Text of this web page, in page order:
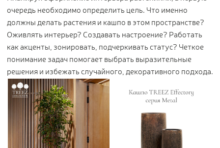
очередь необходимо определить цель. Что именно
должны делать растения и кашпо в этом пространстве?
Оживлять интерьер? Создавать настроение? Работать
как акценты, зонировать, подчеркивать статус? Четкое
понимание задач помогает выбрать выразительные
решения и избежать случайного, декоративного подхода.